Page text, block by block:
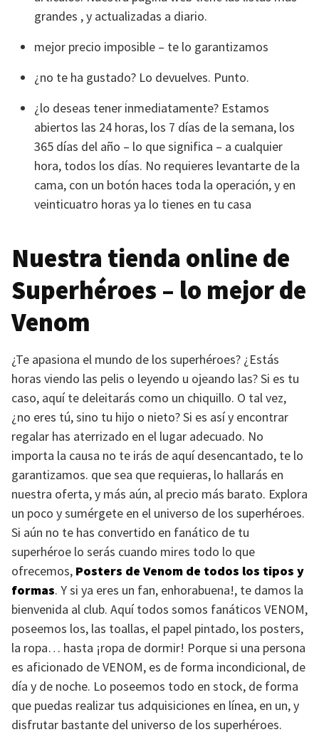
grandes , y actualizadas a diario.
mejor precio imposible – te lo garantizamos
¿no te ha gustado? Lo devuelves. Punto.
¿lo deseas tener inmediatamente? Estamos
abiertos las 24 horas, los 7 días de la semana, los
365 días del año – lo que significa – a cualquier
hora, todos los días. No requieres levantarte de la
cama, con un botón haces toda la operación, y en
veinticuatro horas ya lo tienes en tu casa
Nuestra tienda online de
Superhéroes – lo mejor de
Venom
¿Te apasiona el mundo de los superhéroes? ¿Estás
horas viendo las pelis o leyendo u ojeando las? Si es tu
caso, aquí te deleitarás como un chiquillo. O tal vez,
¿no eres tú, sino tu hijo o nieto? Si es así y encontrar
regalar has aterrizado en el lugar adecuado. No
importa la causa no te irás de aquí desencantado, te lo
garantizamos. que sea que requieras, lo hallarás en
nuestra oferta, y más aún, al precio más barato. Explora
un poco y sumérgete en el universo de los superhéroes.
Si aún no te has convertido en fanático de tu
superhéroe lo serás cuando mires todo lo que
ofrecemos, Posters de Venom de todos los tipos y
formas. Y si ya eres un fan, enhorabuena!, te damos la
bienvenida al club. Aquí todos somos fanáticos VENOM,
poseemos los, las toallas, el papel pintado, los posters,
la ropa… hasta ¡ropa de dormir! Porque si una persona
es aficionado deVENOM, es de forma incondicional, de
día y de noche. Lo poseemos todo en stock, de forma
que puedas realizar tus adquisiciones en línea, en un, y
disfrutar bastante del universo de los superhéroes.